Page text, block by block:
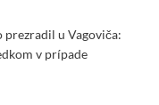
prezradil u Vagoviča:
v prípade